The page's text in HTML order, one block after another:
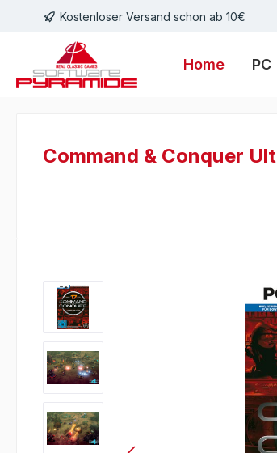
Hauptinhalt springen
Zur Suche springen
Zur Hauptnavigation springen
Kostenloser Versand schon ab 10€
Home PC
Command & Conquer
Bildergalerie überspringen